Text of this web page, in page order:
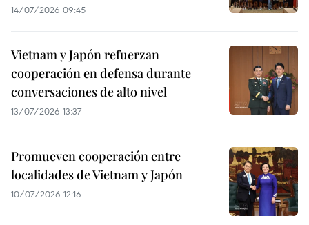
14/07/2026 09:45
Vietnam y Japón refuerzan
cooperación en defensa durante
conversaciones de alto nivel
13/07/2026 13:37
Promueven cooperación entre
localidades de Vietnam y Japón
10/07/2026 12:16